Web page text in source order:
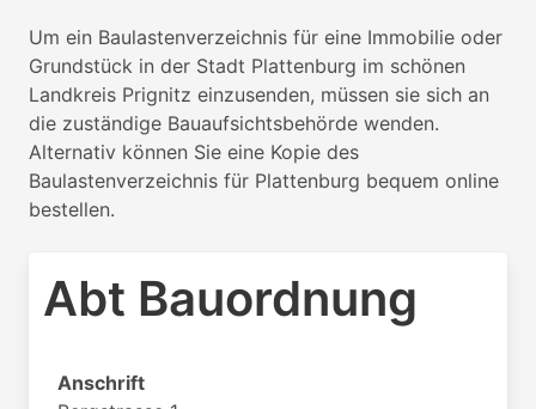
Um ein Baulastenverzeichnis für eine Immobilie oder
Grundstück in der Stadt Plattenburg im schönen
Landkreis Prignitz einzusenden, müssen sie sich an
die zuständige Bauaufsichtsbehörde wenden.
Alternativ können Sie eine Kopie des
Baulastenverzeichnis für Plattenburg bequem online
bestellen.
Abt Bauordnung
Anschrift